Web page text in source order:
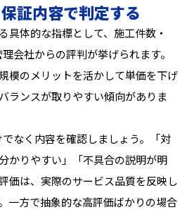
証内容で判定する
具体的な指標として、施工件数・
会社からの評判が挙げられます。
模のメリットを活かして単価を下げ
ランスが取りやすい傾向がありま
なく内容を確認しましょう。「対
かりやすい」「不具合の説明が明
価は、実際のサービス品質を反映し
一方で抽象的な高評価ばかりの場合